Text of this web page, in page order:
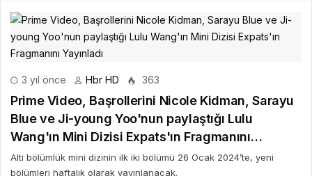
3 yıl önce Hbr HD 363
Prime Video, Başrollerini Nicole Kidman, Sarayu
Blue ve Ji-young Yoo'nun paylaştığı Lulu
Wang'ın Mini Dizisi Expats'ın Fragmanını
Yayınladı
Altı bölümlük mini dizinin ilk iki bölümü 26 Ocak 2024’te, yeni
bölümleri haftalık olarak yayınlanacak.